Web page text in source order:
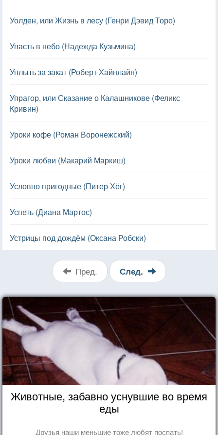
Уолден, или Жизнь в лесу (Генри Дэвид Торо)
Упасть в небо (Надежда Кузьмина)
Уплыть за закат (Роберт Хайнлайн)
Упрагор, или Сказание о Калашникове (Феликс
Кривин)
Уроки кофе (Роман Воронежский)
Уроки любви (Макарий Маркиш)
Условно пригодные (Питер Хёг)
Успеть (Диана Мартос)
Устрицы под дождём (Оксана Робски)
Пред. След.
Животные, забавно уснувшие во время
еды
Друзья наши меньшие тоже любят поспать!